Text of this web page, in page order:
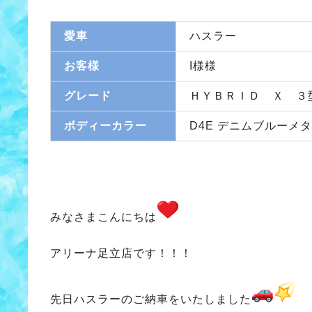
愛車 ハスラー
お客様 I様様
グレード ＨＹＢＲＩＤ Ｘ ３
ボディーカラー D4E デニムブルーメ
みなさまこんにちは
アリーナ足立店です！！！
先日ハスラーのご納車をいたしました